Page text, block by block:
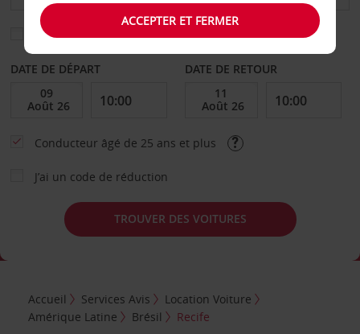
Sélectionnez une autre agence de retour
DATE DE DÉPART DATE DE RETOUR
Conducteur âgé de 25 ans et plus
J’ai un code de réduction
TROUVER DES VOITURES
Accueil Services Avis
Location Voiture
Amérique Latine
Brésil Recife
ACCEPTER ET FERMER